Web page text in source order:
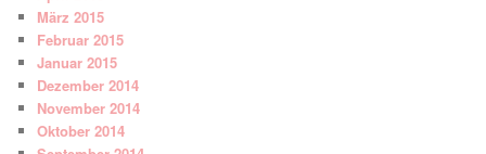
März 2015
Februar 2015
Januar 2015
Dezember 2014
November 2014
Oktober 2014